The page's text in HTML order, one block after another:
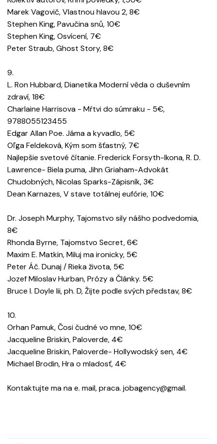
Marek Vagovič, Vlastnou hlavou 2, 8€
Stephen King, Pavučina snů, 10€
Stephen King, Osvícení, 7€
Peter Straub, Ghost Story, 8€
9.
L. Ron Hubbard, Dianetika Moderní věda o duševním
zdraví, 18€
Charlaine Harrisova - Mŕtvi do súmraku - 5€,
9788055123455
Edgar Allan Poe. Jáma a kyvadlo, 5€
Oľga Feldeková, Kým som šťastný, 7€
Najlepšie svetové čítanie. Frederick Forsyth-Ikona, R. D.
Lawrence- Biela puma, Jihn Griaham-Advokát
Chudobných, Nicolas Sparks-Zápisník, 3€
Dean Karnazes, V stave totálnej eufórie, 10€
Dr. Joseph Murphy, Tajomstvo sily nášho podvedomia,
8€
Rhonda Byrne, Tajomstvo Secret, 6€
Maxim E. Matkin, Miluj ma ironicky, 5€
Peter Áč. Dunaj / Rieka života, 5€
Jozef Miloslav Hurban, Prózy a Články. 5€
Bruce I. Doyle Iii, ph. D, Žijte podle svých představ, 8€
10.
Orhan Pamuk, Čosi čudné vo mne, 10€
Jacqueline Briskin, Paloverde, 4€
Jacqueline Briskin, Paloverde- Hollywodský sen, 4€
Michael Brodin, Hra o mladosť, 4€
Kontaktujte ma na e. mail, praca. jobagency@gmail.